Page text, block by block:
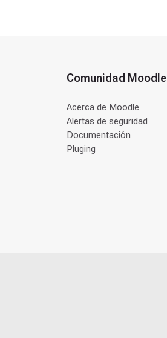
Comunidad Moodle
Acerca de Moodle
Alertas de seguridad
Documentación
Pluging